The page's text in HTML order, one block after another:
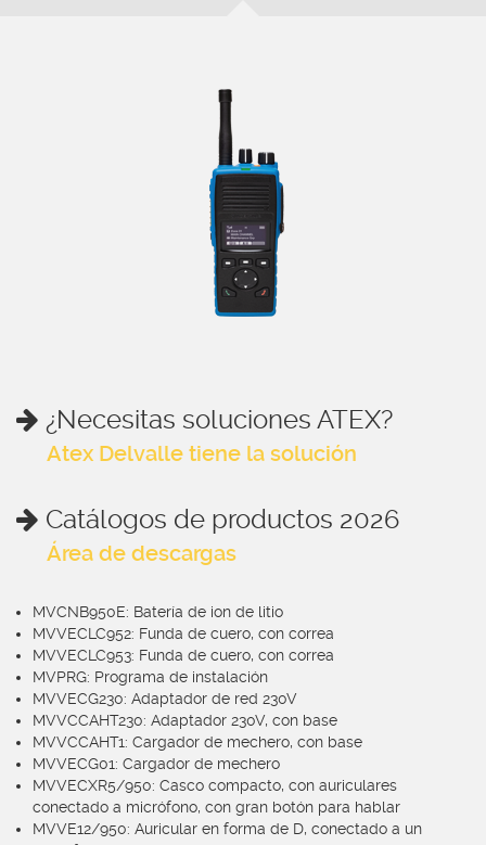
¿Necesitas soluciones ATEX?
Atex Delvalle tiene la solución
Catálogos de productos 2026
Área de descargas
MVCNB950E: Batería de ion de litio
MVVECLC952: Funda de cuero, con correa
MVVECLC953: Funda de cuero, con correa
MVPRG: Programa de instalación
MVVECG230: Adaptador de red 230V
MVVCCAHT230: Adaptador 230V, con base
MVVCCAHT1: Cargador de mechero, con base
MVVECG01: Cargador de mechero
MVVECXR5/950: Casco compacto, con auriculares
conectado a micrófono, con gran botón para hablar
MVVE12/950: Auricular en forma de D, conectado a un